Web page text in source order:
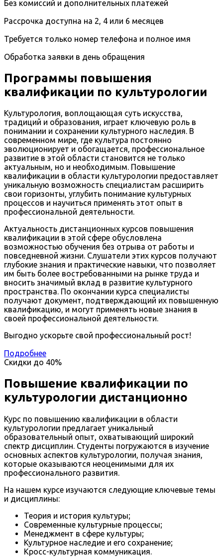
Без комиссий и дополнительных платежей
Рассрочка доступна на 2, 4 или 6 месяцев
Требуется только номер телефона и полное имя
Обработка заявки в день обращения
Программы повышения
квалификации по культурологии
Культурология, воплощающая суть искусства,
традиций и образования, играет ключевую роль в
понимании и сохранении культурного наследия. В
современном мире, где культура постоянно
эволюционирует и обогащается, профессиональное
развитие в этой области становится не только
актуальным, но и необходимым. Повышение
квалификации в области культурологии предоставляет
уникальную возможность специалистам расширить
свои горизонты, углубить понимание культурных
процессов и научиться применять этот опыт в
профессиональной деятельности.
Актуальность дистанционных курсов повышения
квалификации в этой сфере обусловлена
возможностью обучения без отрыва от работы и
повседневной жизни. Слушатели этих курсов получают
глубокие знания и практические навыки, что позволяет
им быть более востребованными на рынке труда и
вносить значимый вклад в развитие культурного
пространства. По окончании курса специалисты
получают документ, подтверждающий их повышенную
квалификацию, и могут применять новые знания в
своей профессиональной деятельности.
Выгодно ускорьте свой профессиональный рост!
Подробнее
Скидки до 40%
Повышение квалификации по
культурологии дистанционно
Курс по повышению квалификации в области
культурологии предлагает уникальный
образовательный опыт, охватывающий широкий
спектр дисциплин. Студенты погружаются в изучение
основных аспектов культурологии, получая знания,
которые оказываются неоценимыми для их
профессионального развития.
На нашем курсе изучаются следующие ключевые темы
и дисциплины:
Теория и история культуры;
Современные культурные процессы;
Менеджмент в сфере культуры;
Культурное наследие и его сохранение;
Кросс-культурная коммуникация.